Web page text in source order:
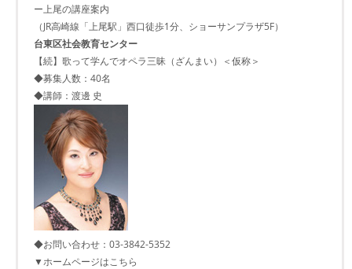
ー上尾の講座案内
（JR高崎線「上尾駅」西口徒歩1分、ショーサンプラザ5F）
台東区社会教育センター
【続】歌って学んでオペラ三昧（ざんまい）＜仮称＞
◆募集人数：40名
◆講師：渡邊 史
◆お問い合わせ：03-3842-5352
▼ホームページはこちら